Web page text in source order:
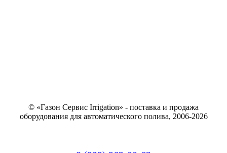
© «Газон Сервис Irrigation» - поставка и продажа
оборудования для автоматического полива, 2006-2026